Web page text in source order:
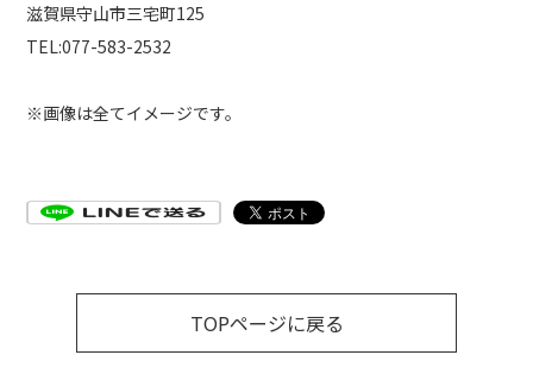
滋賀県守山市三宅町125
TEL:077-583-2532
※画像は全てイメージです。
TOPページに戻る